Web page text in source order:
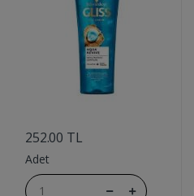
252.00 TL
Adet